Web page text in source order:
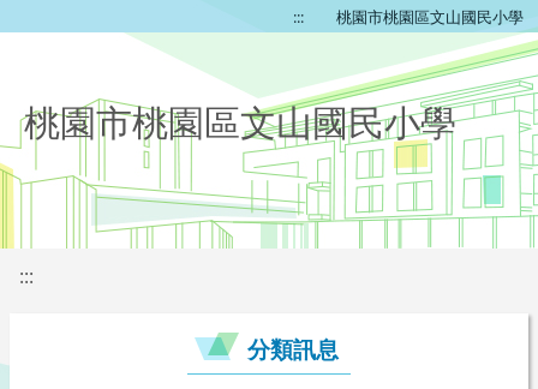
::: 桃園市桃園區文山國民小學
桃園市桃園區文山國民小學
:::
分類訊息